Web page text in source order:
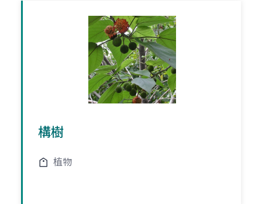
構樹
植物